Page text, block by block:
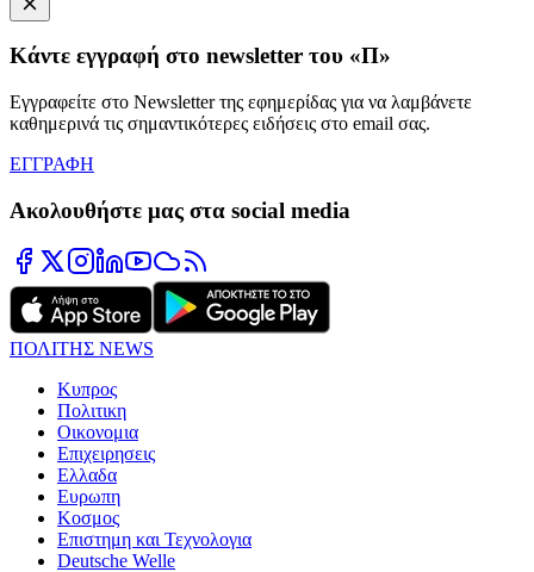
Κάντε εγγραφή στο newsletter του «Π»
Εγγραφείτε στο Newsletter της εφημερίδας για να λαμβάνετε
καθημερινά τις σημαντικότερες ειδήσεις στο email σας.
ΕΓΓΡΑΦΗ
Ακολουθήστε μας στα social media
ΠΟΛΙΤΗΣ NEWS
Κυπρος
Πολιτικη
Οικονομια
Επιχειρησεις
Ελλαδα
Ευρωπη
Κοσμος
Επιστημη και Τεχνολογια
Deutsche Welle